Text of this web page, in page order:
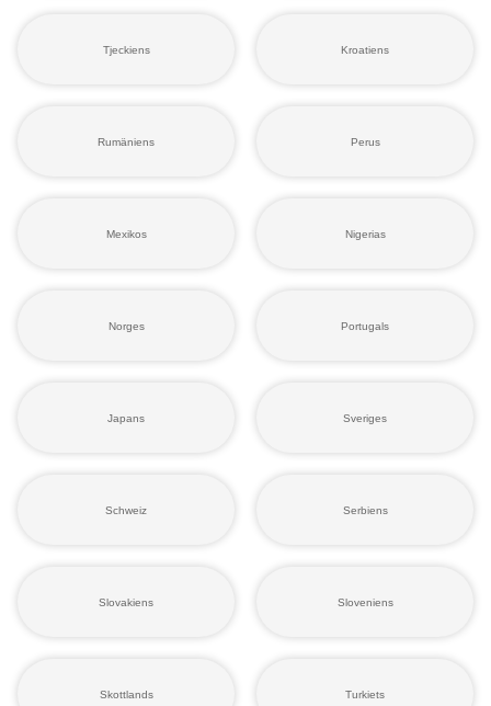
Tjeckiens Kroatiens
Rumäniens Perus
Mexikos Nigerias
Norges Portugals
Japans Sveriges
Schweiz Serbiens
Slovakiens Sloveniens
Skottlands Turkiets